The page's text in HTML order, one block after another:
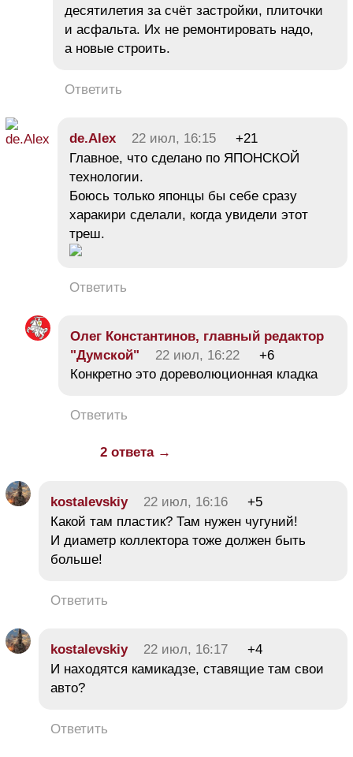
десятилетия за счёт застройки, плиточки
и асфальта. Их не ремонтировать надо,
а новые строить.
Ответить
de.Alex 22 июл, 16:15
+21
Главное, что сделано по ЯПОНСКОЙ
технологии.
Боюсь только японцы бы себе сразу
харакири сделали, когда увидели этот
треш.
Ответить
Олег Константинов, главный редактор
"Думской"
22 июл, 16:22
+6
Конкретно это дореволюционная кладка
Ответить
2 ответа →
kostalevskiy 22 июл, 16:16
+5
Какой там пластик? Там нужен чугуний!
И диаметр коллектора тоже должен быть
больше!
Ответить
kostalevskiy 22 июл, 16:17
+4
И находятся камикадзе, ставящие там свои
авто?
Ответить